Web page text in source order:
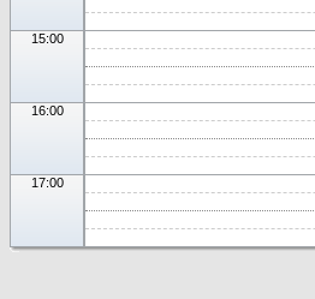
15:00
16:00
17:00